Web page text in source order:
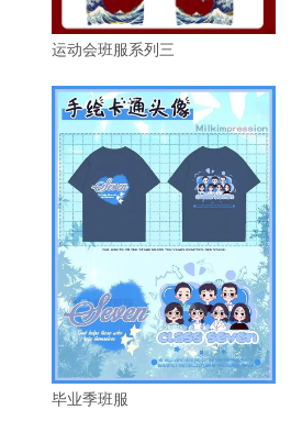
运动会班服系列三
毕业季班服